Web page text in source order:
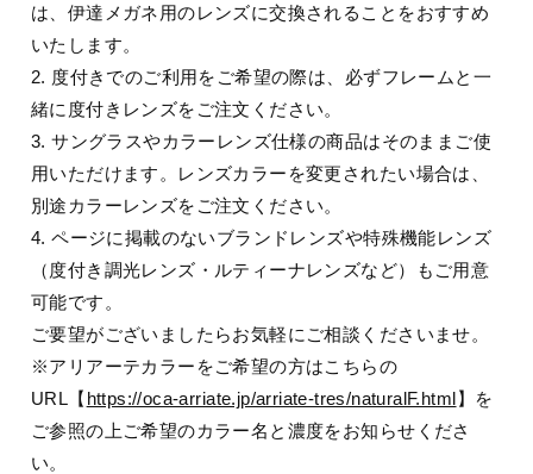
は、伊達メガネ用のレンズに交換されることをおすすめ
いたします。
2. 度付きでのご利用をご希望の際は、必ずフレームと一
緒に度付きレンズをご注文ください。
3. サングラスやカラーレンズ仕様の商品はそのままご使
用いただけます。レンズカラーを変更されたい場合は、
別途カラーレンズをご注文ください。
4. ページに掲載のないブランドレンズや特殊機能レンズ
（度付き調光レンズ・ルティーナレンズなど）もご用意
可能です。
ご要望がございましたらお気軽にご相談くださいませ。
※アリアーテカラーをご希望の方はこちらの
URL【 https://oca-arriate.jp/arriate-tres/naturalF.html】を
ご参照の上ご希望のカラー名と濃度をお知らせくださ
い。